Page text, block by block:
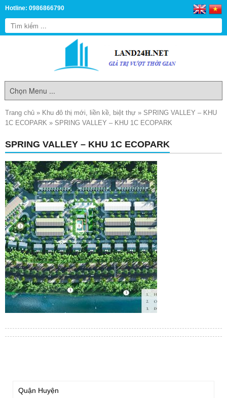
Hotline: 0986866790
Trang chủ » Khu đô thị mới, liền kề, biệt thự » SPRING VALLEY – KHU
1C ECOPARK » SPRING VALLEY – KHU 1C ECOPARK
SPRING VALLEY – KHU 1C ECOPARK